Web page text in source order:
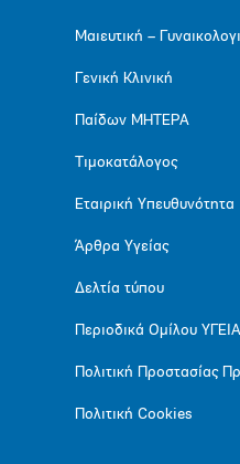
Μαιευτική –
Γενική Κλινική
Παίδων ΜΗΤΕΡΑ
Τιμοκατάλογος
Εταιρική Υπευθυνότητα
Άρθρα Υγείας
Δελτία τύπου
Περιοδικά Ομίλου ΥΓΕΙΑ
Πολιτική Προστασίας
Πολιτική Cookies